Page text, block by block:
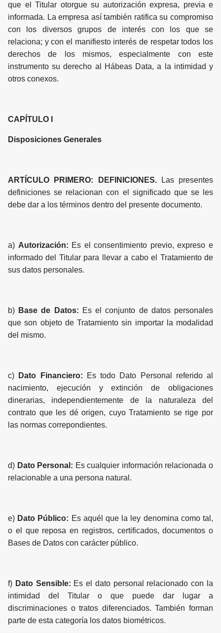
que el Titular otorgue su autorización expresa, previa e
informada. La empresa así también ratifica su compromiso
con los diversos grupos de interés con los que se
relaciona; y con el manifiesto interés de respetar todos los
derechos de los mismos, especialmente con este
instrumento su derecho al Hábeas Data, a la intimidad y
otros conexos.
CAPÍTULO I
Disposiciones Generales
ARTÍCULO PRIMERO: DEFINICIONES.Las presentes
definiciones se relacionan con el significado que se les
debe dar a los términos dentro del presente documento.
a) Autorización: Es el consentimiento previo, expreso e
informado del Titular para llevar a cabo el Tratamiento de
sus datos personales.
b) Base de Datos: Es el conjunto de datos personales
que son objeto de Tratamiento sin importar la modalidad
del mismo.
c) Dato Financiero:
Es todo Dato Personal referido al
nacimiento, ejecución y extinción de obligaciones
dinerarias, independientemente de la naturaleza del
contrato que les dé origen, cuyo Tratamiento se rige por
las normas correpondientes.
d) Dato Personal: Es cualquier información relacionada o
relacionable a una persona natural.
e) Dato Público: Es aquél que la ley denomina como tal,
o el que reposa en registros, certificados, documentos o
Bases de Datos con carácter público.
f) Dato Sensible: Es el dato personal relacionado con la
intimidad del Titular o que puede dar lugar a
discriminaciones o tratos diferenciados. También forman
parte de esta categoría los datos biométricos.